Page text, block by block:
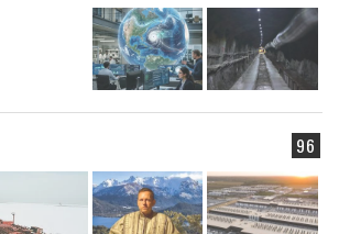
96